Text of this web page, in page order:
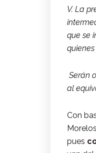
V. La
que se
Serán
al
Con
pues